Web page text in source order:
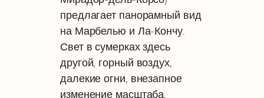
предлагает панорамный вид
на Марбелью и Ла-Кончу.
Свет в сумерках здесь
другой, горный воздух,
далекие огни, внезапное
изменение масштаба,